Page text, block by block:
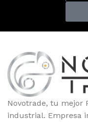
Novotrade, tu mejor
industrial. Empresa